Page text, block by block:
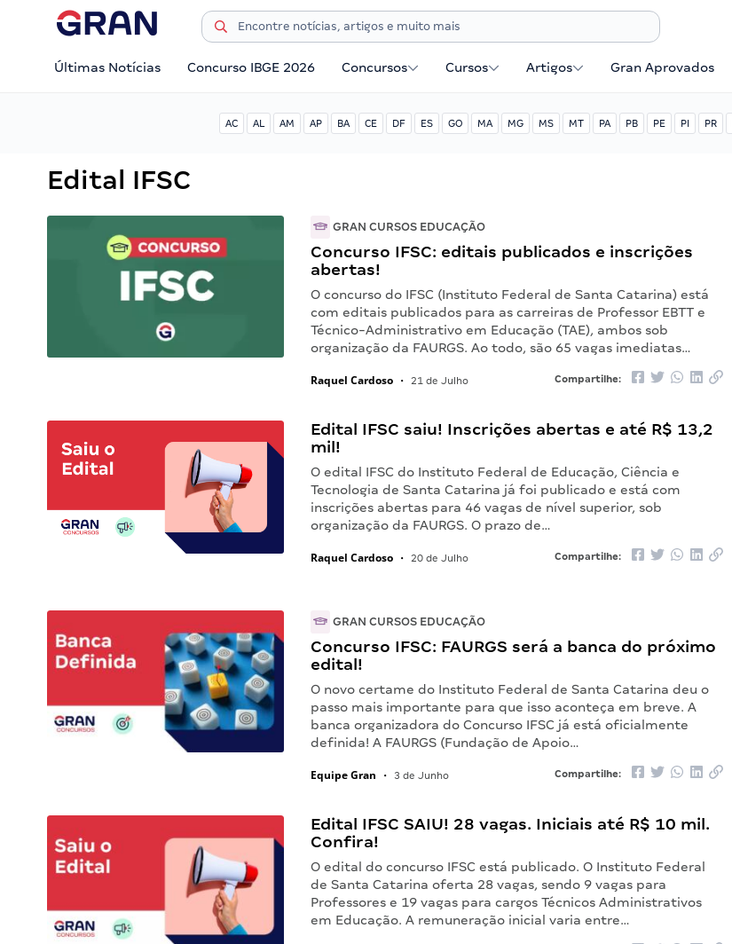
Últimas Notícias Concurso IBGE 2026 Concursos Cursos Artigos Gran Aprovados
AC AL AM AP BA CE DF ES GO MA MG MS MT PA PB PE PI PR
Edital IFSC
GRAN CURSOS EDUCAÇÃO
Concurso IFSC: editais publicados e inscrições
abertas!
O concurso do IFSC (Instituto Federal de Santa Catarina) está
com editais publicados para as carreiras de Professor EBTT e
Técnico-Administrativo em Educação (TAE), ambos sob
organização da FAURGS. Ao todo, são 65 vagas imediatas…
Raquel Cardoso • 21 de Julho Compartilhe:
Edital IFSC saiu! Inscrições abertas e até R$ 13,2
mil!
O edital IFSC do Instituto Federal de Educação, Ciência e
Tecnologia de Santa Catarina já foi publicado e está com
inscrições abertas para 46 vagas de nível superior, sob
organização da FAURGS. O prazo de…
Raquel Cardoso • 20 de Julho Compartilhe:
GRAN CURSOS EDUCAÇÃO
Concurso IFSC: FAURGS será a banca do próximo
edital!
O novo certame do Instituto Federal de Santa Catarina deu o
passo mais importante para que isso aconteça em breve. A
banca organizadora do Concurso IFSC já está oficialmente
definida! A FAURGS (Fundação de Apoio…
Equipe Gran • 3 de Junho Compartilhe:
Edital IFSC SAIU! 28 vagas. Iniciais até R$ 10 mil.
Confira!
O edital do concurso IFSC está publicado. O Instituto Federal
de Santa Catarina oferta 28 vagas, sendo 9 vagas para
Professores e 19 vagas para cargos Técnicos Administrativos
em Educação. A remuneração inicial varia entre…